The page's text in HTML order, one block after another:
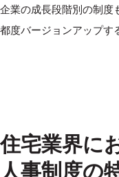
企業の成長段階別の制度
都度バージョンアップす
住宅業界に
人事制度の